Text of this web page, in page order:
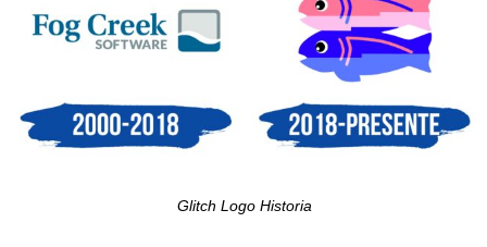
Glitch Logo Historia